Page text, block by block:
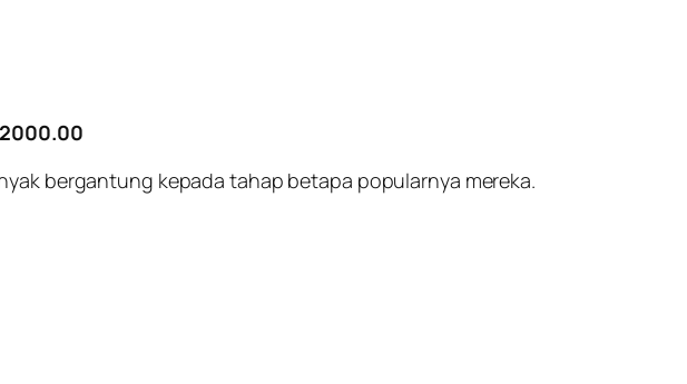
bergantung kepada tahap betapa popularnya mereka.